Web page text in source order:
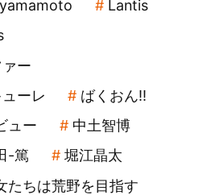
Lantis
ー
ーレ
ばくおん!!
ュー
中土智博
-篤
堀江晶太
たちは荒野を目指す